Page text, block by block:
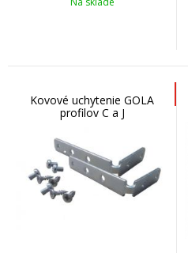
Kovové uchytenie GOLA
profilov C a J